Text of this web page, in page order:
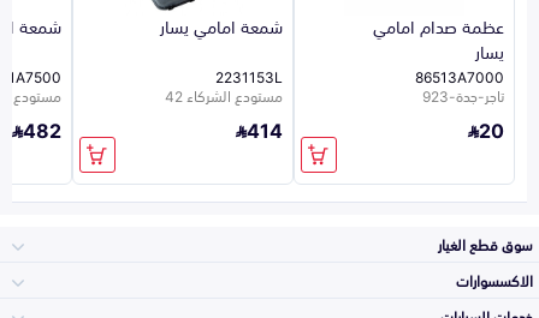
عظمة صدام امامي
يسار
86513A7000
تاجر-جدة-923
20
شمعة امامي يسار
2231153L
مستودع الشركاء 42
414
شمعة
مستودع
482
سوق قطع الغيار
الاكسسوارات